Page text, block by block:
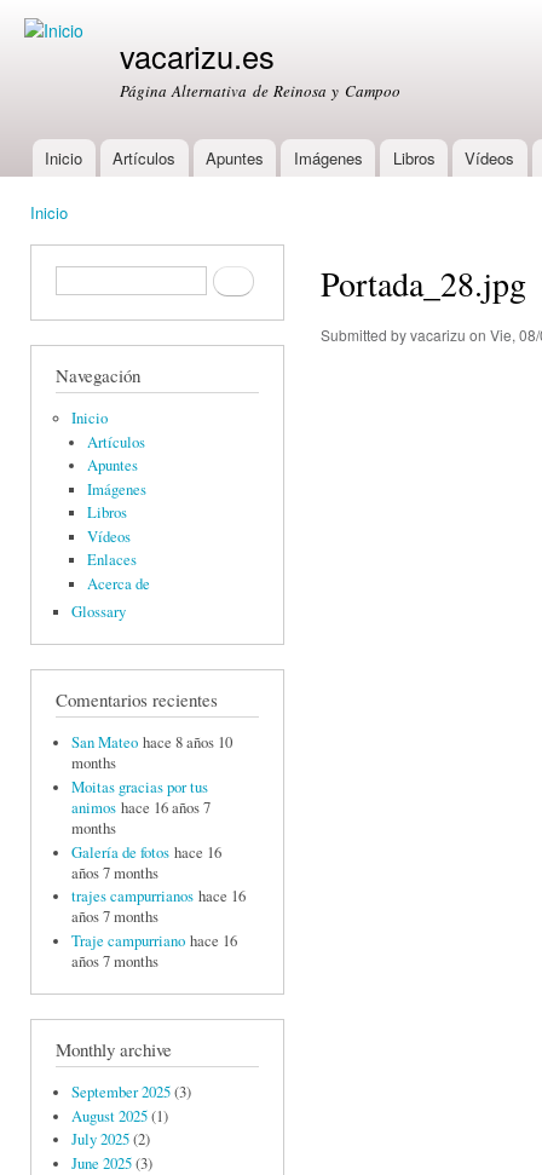
vacarizu.es
Página Alternativa de Reinosa y Campoo
Main menu
Inicio Artículos Apuntes Imágenes Libros Vídeos
Inicio
Formulario de búsquedaBuscar
Navegación
Inicio
Artículos
Apuntes
Imágenes
Libros
Vídeos
Enlaces
Acerca de
Glossary
Comentarios recientes
San Mateo hace 8 años 10
months
Moitas gracias por tus
animos hace 16 años 7
months
Galería de fotos hace 16
años 7 months
trajes campurrianos hace 16
años 7 months
Traje campurriano hace 16
años 7 months
Monthly archive
September 2025(3)
August 2025(1)
July 2025(2)
June 2025(3)
Portada_28.jpg
Submitted byvacarizu on Vie,